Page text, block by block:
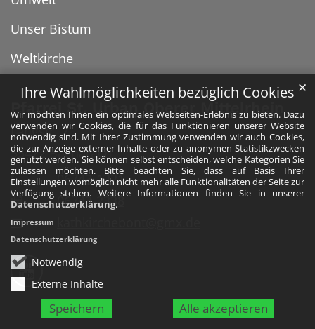
Ihre Wahlmöglichkeiten bezüglich Cookies
Wir möchten Ihnen ein optimales Webseiten-Erlebnis zu bieten. Dazu
verwenden wir Cookies, die für das Funktionieren unserer Website
notwendig sind. Mit Ihrer Zustimmung verwenden wir auch Cookies,
die zur Anzeige externer Inhalte oder zu anonymen Statistikzwecken
genutzt werden. Sie können selbst entscheiden, welche Kategorien Sie
zulassen möchten. Bitte beachten Sie, dass auf Basis Ihrer
Einstellungen womöglich nicht mehr alle Funktionalitäten der Seite zur
Verfügung stehen. Weitere Informationen finden Sie in unserer
Datenschutzerklärung.
Notwendig
Externe Inhalte
Speichern Alle akzeptieren
✕
Impressum
Datenschutzerklärung
Unser Bistum
Weltkirche
Pfarrei St. Urban Oberer Mittelrhein
Langstr. 2
55422 Bacharach
06743-1221
06743-2338
Folge uns auf YouTube